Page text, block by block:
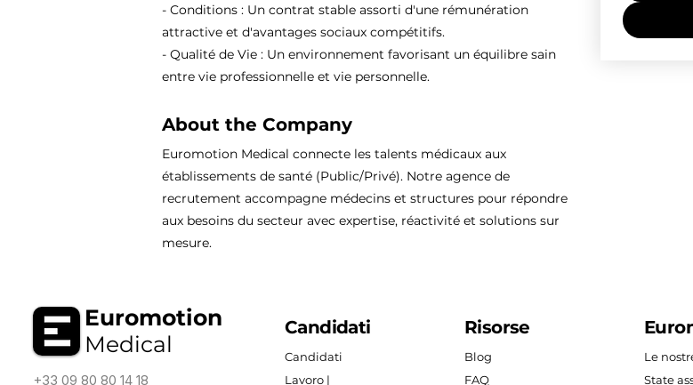
- Conditions : Un contrat stable assorti d'une rémunération
attractive et d'avantages sociaux compétitifs.
- Qualité de Vie : Un environnement favorisant un équilibre sain
entre vie professionnelle et vie personnelle.
About the Company
Euromotion Medical connecte les talents médicaux aux
établissements de santé (Public/Privé). Notre agence de
recrutement accompagne médecins et structures pour répondre
aux besoins du secteur avec expertise, réactivité et solutions sur
mesure.
Euromotion
Medical
+33 09 80 80 14 18
Candidati
Candidati
Lavoro |
Risorse
Blog
FAQ
Le
State